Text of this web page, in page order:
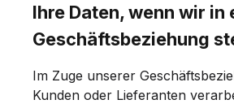
Ihre Daten, wenn wir in
Geschäftsbeziehung
Im Zuge unserer
Kunden oder Lieferanten